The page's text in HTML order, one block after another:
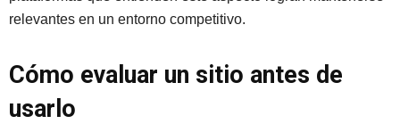
relevantes en un entorno competitivo.
Cómo evaluar un sitio antes de
usarlo